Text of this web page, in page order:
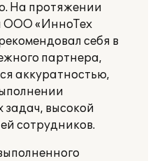
На протяжении
ООО «ИнноТех
себя в
партнера,
аккуратностью,
задач, высокой
сотрудников.